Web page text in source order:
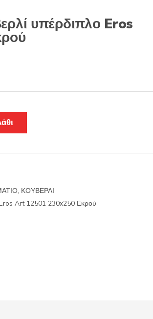
υπέρδιπλο Eros
, ΚΟΥΒΕΡΛΙ
Art 12501 230x250 Εκρού